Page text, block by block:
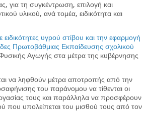
για τη συγκέντρωση, επιλογή και
υλικού, ανά τομέα, ειδικότητα και
υγρού στίβου και την εφαρμογή
Πρωτοβάθμιας Εκπαίδευσης σχολικού
Φυσικής Αγωγής στα μέτρα της κυβέρνησης
να ληφθούν μέτρα αποτροπής από την
του παράνομου να τίθενται οι
τους και παράλληλα να προσφέρουν
που υπολείπεται του μισθού τους από τον